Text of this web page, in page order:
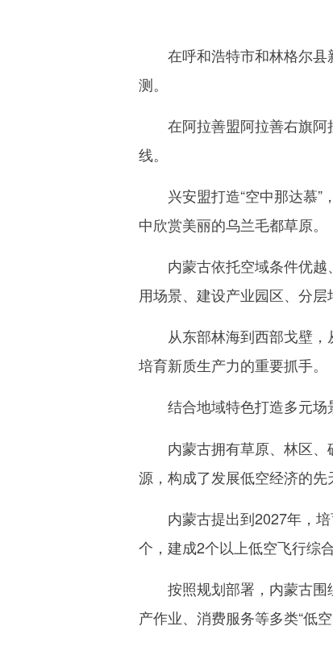
在呼和浩特市和林格尔县
测。
在阿拉善盟阿拉善右旗阿
线。
兴安盟打造“空中那达慕”
中欣赏美丽的乌兰毛都草原。
内蒙古依托空域条件优越
用场景、建设产业园区、分层
从东部林海到西部戈壁，
培育新质生产力的重要抓手。
结合地域特色打造多元场
内蒙古拥有草原、林区、
源，构成了发展低空经济的先
内蒙古提出到2027年，培
个，建成2个以上低空飞行综
按照规划部署，内蒙古围
产作业、消费服务等多类“低